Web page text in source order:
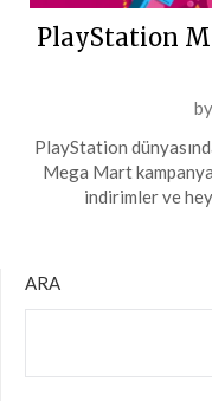
PlayStation
on
2
by
PlayStation
Mega Mart
indirimler ve
ARA